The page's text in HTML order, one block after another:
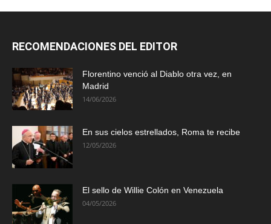
RECOMENDACIONES DEL EDITOR
Florentino venció al Diablo otra vez, en
Madrid
14/06/2026
En sus cielos estrellados, Roma te recibe
12/05/2026
El sello de Willie Colón en Venezuela
04/05/2026